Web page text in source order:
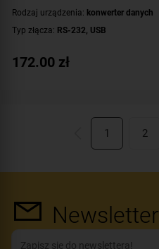
Rodzaj urządzenia: konwerter danych
Typ złącza: RS-232 USB
172.00 zł
1 2
Newsletter